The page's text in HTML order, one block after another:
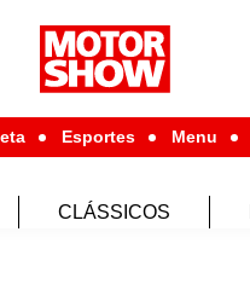
Esportes Menu
CLÁSSICOS